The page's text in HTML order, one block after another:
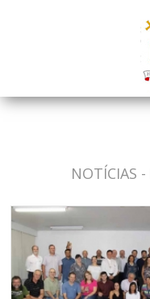
NOTÍCIAS